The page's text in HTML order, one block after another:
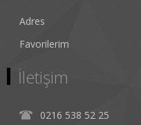
Adres
Favorilerim
İletişim
0216 538 52 25